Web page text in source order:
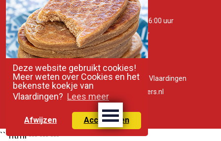
Deze website gebruikt cookies!
Meer weten over Cookies en het
bekenste koekje van
Vlaardingen? Lees meer
Afwijzen Accepteren
OPENINGSTIJDEN
Maandag t/m zaterdag 10:00 - 16:00 uur
Zondag 11:00 - 16:00 uur
Westhavenkade 53A, 3131AG, Vlaardingen
info@vlaardingenpartners.nl
010-3100840
```html--------- ```